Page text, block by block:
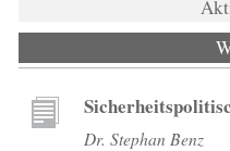
Dr. Stephan Benz